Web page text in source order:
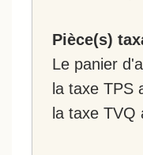
Pièce(s)
Le panier
la taxe TPS
la taxe TVQ